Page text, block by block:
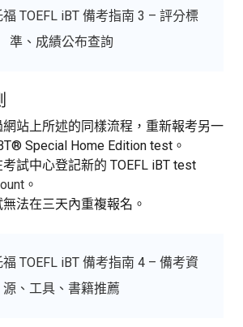
福 TOEFL iBT 備考指南 3 – 評分標
準、成績公布查詢
站上所述的同樣流程，重新報考另一
Special Home Edition test。
試中心登記新的 TOEFL iBT test
。
法在三天內重複報名。
福 TOEFL iBT 備考指南 4 – 備考資
源、工具、書籍推薦